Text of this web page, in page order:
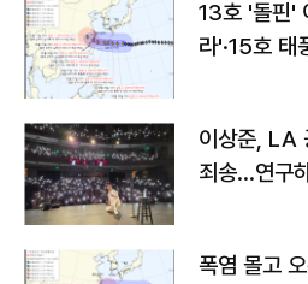
13호 '돌핀'
라'·15호 태
이상준, LA
죄송…연구
폭염 몰고